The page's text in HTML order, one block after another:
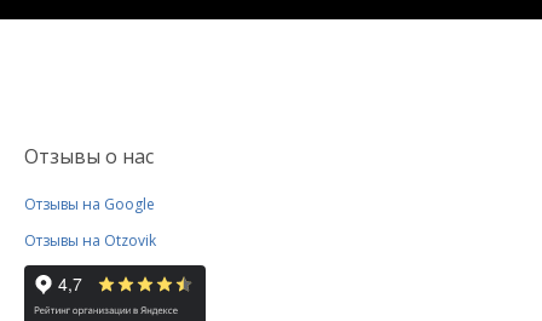
Отзывы о нас
Отзывы на Google
Отзывы на Otzovik